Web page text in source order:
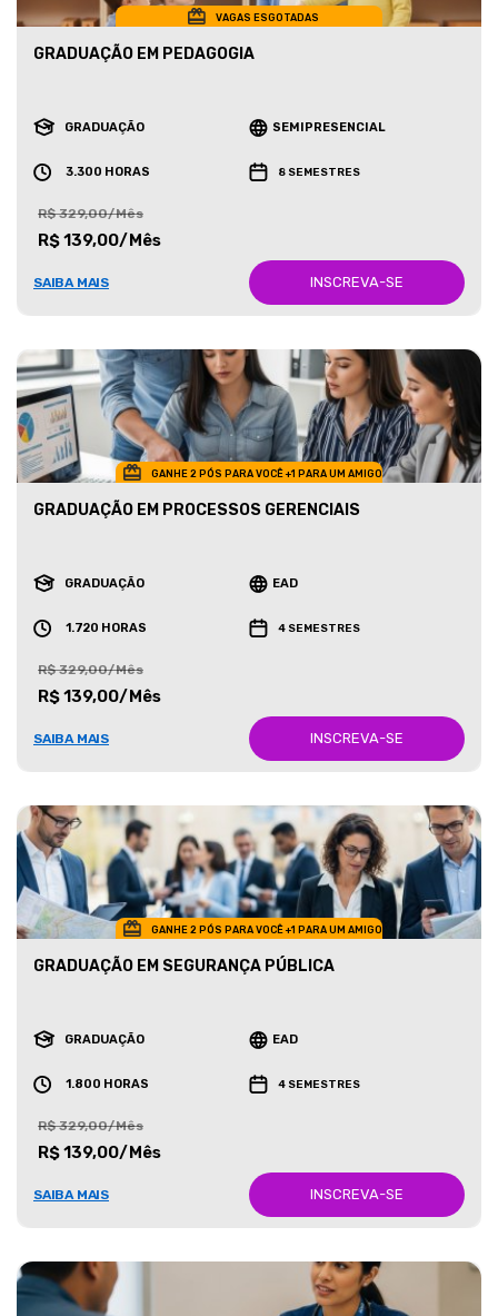
VAGAS ESGOTADAS
GRADUAÇÃO EM PEDAGOGIA
GRADUAÇÃO SEMIPRESENCIAL
3.300 HORAS 8 SEMESTRES
R$ 329,00/Mês
R$ 139,00/Mês
SAIBA MAIS INSCREVA-SE
GANHE 2 PÓS PARA VOCÊ +1 PARA UM AMIGO
GRADUAÇÃO EM PROCESSOS GERENCIAIS
GRADUAÇÃO EAD
1.720 HORAS 4 SEMESTRES
R$ 329,00/Mês
R$ 139,00/Mês
SAIBA MAIS INSCREVA-SE
GANHE 2 PÓS PARA VOCÊ +1 PARA UM AMIGO
GRADUAÇÃO EM SEGURANÇA PÚBLICA
GRADUAÇÃO EAD
1.800 HORAS 4 SEMESTRES
R$ 329,00/Mês
R$ 139,00/Mês
SAIBA MAIS INSCREVA-SE